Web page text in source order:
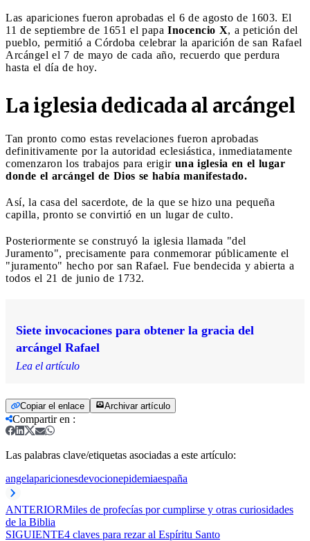
Las apariciones fueron aprobadas el 6 de agosto de 1603. El
11 de septiembre de 1651 el papa Inocencio X, a petición del
pueblo, permitió a Córdoba celebrar la aparición de san Rafael
Arcángel el 7 de mayo de cada año, recuerdo que perdura
hasta el día de hoy.
La iglesia dedicada al arcángel
Tan pronto como estas revelaciones fueron aprobadas
definitivamente por la autoridad eclesiástica, inmediatamente
comenzaron los trabajos para erigir una iglesia en el lugar
donde el arcángel de Dios se había manifestado.
Así, la casa del sacerdote, de la que se hizo una pequeña
capilla, pronto se convirtió en un lugar de culto.
Posteriormente se construyó la iglesia llamada "del
Juramento", precisamente para conmemorar públicamente el
"juramento" hecho por san Rafael. Fue bendecida y abierta a
todos el 21 de junio de 1732.
Siete invocaciones para obtener la gracia del
arcángel Rafael
Lea el artículo
Copiar el enlace Archivar artículo
Compartir en :
Las palabras clave/etiquetas asociadas a este artículo:
angelaparicionesdevocionepidemiaespaña
ANTERIORMiles de profecías por cumplirse y otras curiosidades
de la Biblia
SIGUIENTE4 claves para rezar al Espíritu Santo